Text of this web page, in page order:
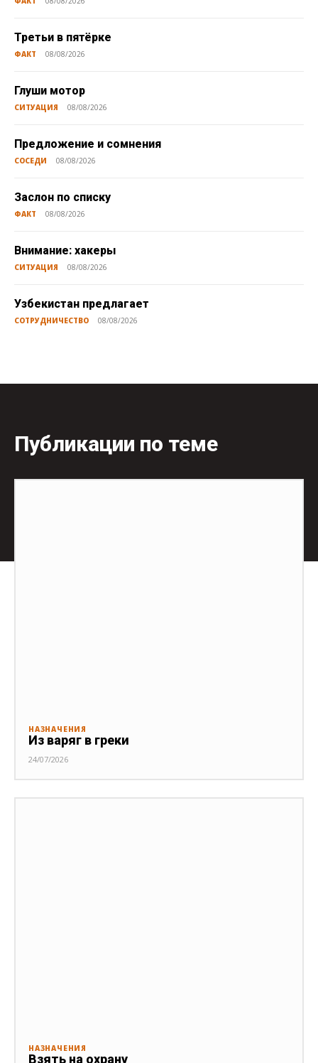
Третьи в пятёрке
ФАКТ 08/08/2026
Глуши мотор
СИТУАЦИЯ 08/08/2026
Предложение и сомнения
СОСЕДИ 08/08/2026
Заслон по списку
ФАКТ 08/08/2026
Внимание: хакеры
СИТУАЦИЯ 08/08/2026
Узбекистан предлагает
СОТРУДНИЧЕСТВО 08/08/2026
Публикации по теме
НАЗНАЧЕНИЯ
Из варяг в греки
24/07/2026
НАЗНАЧЕНИЯ
Взять на охрану